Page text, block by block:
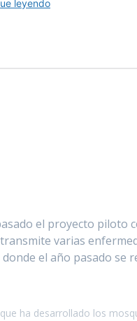
el proyecto piloto
varias
el año pasado se
ha desarrollado los